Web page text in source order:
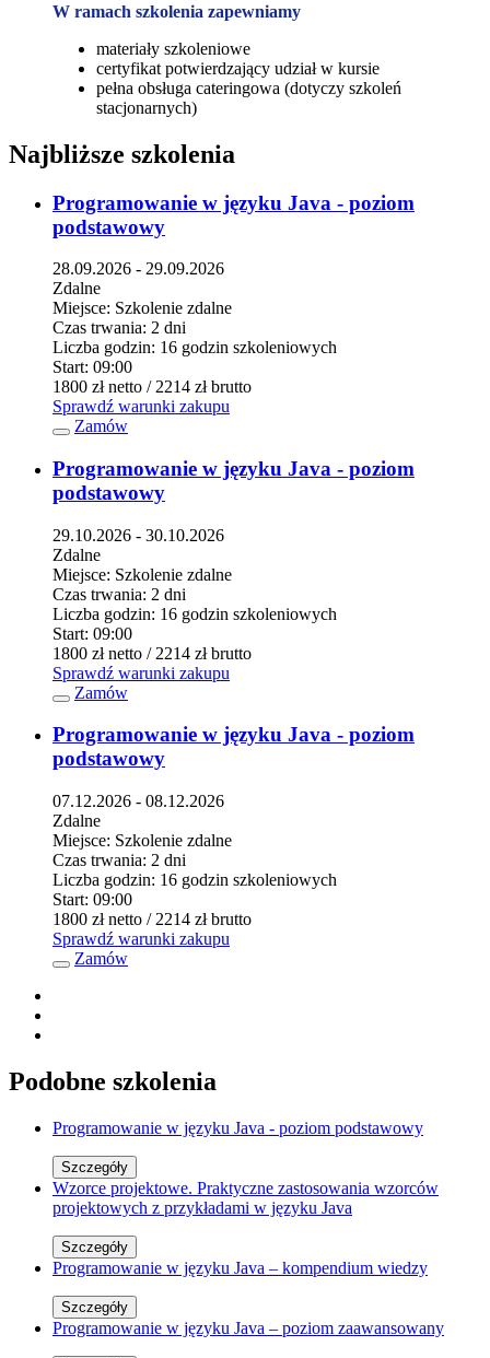
W ramach szkolenia zapewniamy
materiały szkoleniowe
certyfikat potwierdzający udział w kursie
pełna obsługa cateringowa (dotyczy szkoleń
stacjonarnych)
Najbliższe szkolenia
Programowanie w języku Java - poziom
podstawowy
28.09.2026 - 29.09.2026
Zdalne
Miejsce: Szkolenie zdalne
Czas trwania: 2 dni
Liczba godzin: 16 godzin szkoleniowych
Start: 09:00
1800 złnetto / 2214 złbrutto
Sprawdź warunki zakupu
Zamów
Programowanie w języku Java - poziom
podstawowy
29.10.2026 - 30.10.2026
Zdalne
Miejsce: Szkolenie zdalne
Czas trwania: 2 dni
Liczba godzin: 16 godzin szkoleniowych
Start: 09:00
1800 złnetto / 2214 złbrutto
Sprawdź warunki zakupu
Zamów
Programowanie w języku Java - poziom
podstawowy
07.12.2026 - 08.12.2026
Zdalne
Miejsce: Szkolenie zdalne
Czas trwania: 2 dni
Liczba godzin: 16 godzin szkoleniowych
Start: 09:00
1800 złnetto / 2214 złbrutto
Sprawdź warunki zakupu
Zamów
Podobne szkolenia
Programowanie w języku Java - poziom podstawowy
Szczegóły
Wzorce projektowe. Praktyczne zastosowania wzorców
projektowych z przykładami w języku Java
Szczegóły
Programowanie w języku Java – kompendium wiedzy
Szczegóły
Programowanie w języku Java – poziom zaawansowany